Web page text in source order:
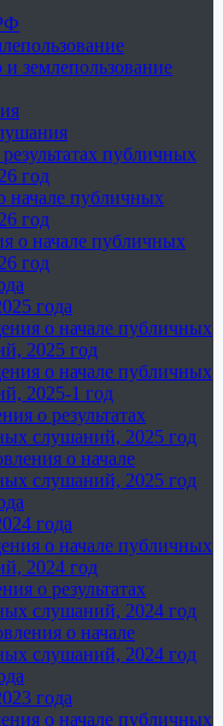
и землепользование
публичных
год
начале публичных
год
о начале публичных
год
года
о начале публичных
2025 год
о начале публичных
2025-1 год
о результатах
слушаний, 2025 год
о начале
слушаний, 2025 год
года
о начале публичных
2024 год
о результатах
слушаний, 2024 год
о начале
слушаний, 2024 год
года
о начале публичных